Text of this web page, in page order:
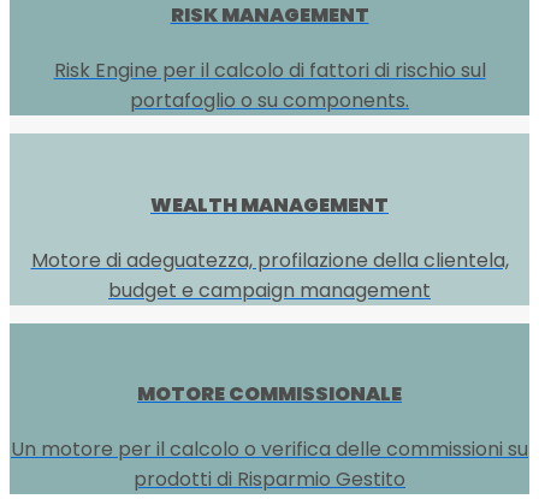
RISK MANAGEMENT
Risk Engine per il calcolo di fattori di rischio sul
portafoglio o su components.
WEALTH MANAGEMENT
Motore di adeguatezza, profilazione della clientela,
budget e campaign management
MOTORE COMMISSIONALE
Un motore per il calcolo o verifica delle commissioni su
prodotti di Risparmio Gestito